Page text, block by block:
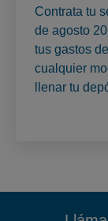
Contrata tu
de agosto
tus gastos
cualquier
llenar tu